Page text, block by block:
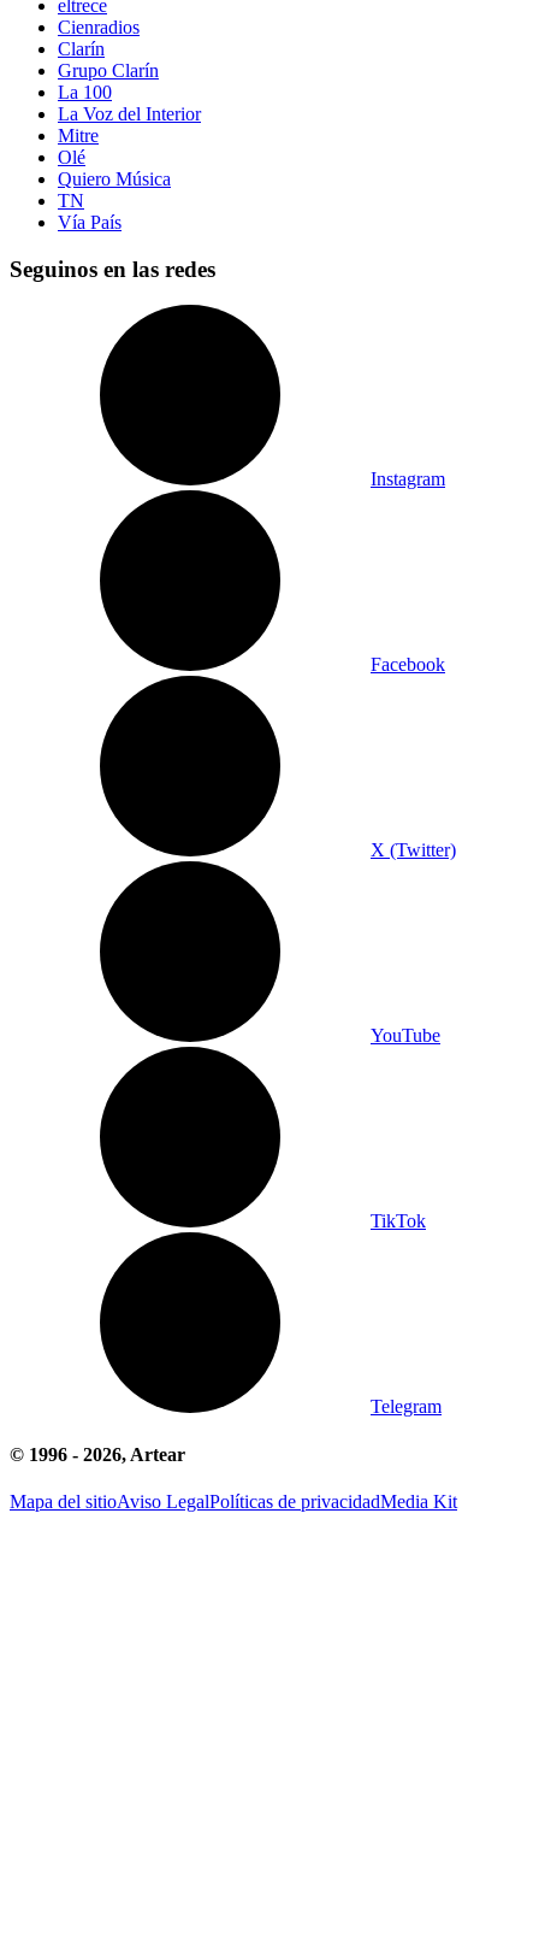
eltrece
Cienradios
Clarín
Grupo Clarín
La 100
La Voz del Interior
Mitre
Olé
Quiero Música
TN
Vía País
Seguinos en las redes
Instagram
Facebook
X (Twitter)
YouTube
TikTok
Telegram
© 1996 - 2026, Artear
Mapa del sitioAviso LegalPolíticas de privacidadMedia Kit